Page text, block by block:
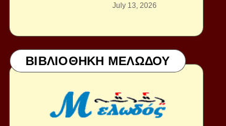
July 13, 2026
ΒΙΒΛΙΟΘΗΚΗ ΜΕΛΩΔΟΥ